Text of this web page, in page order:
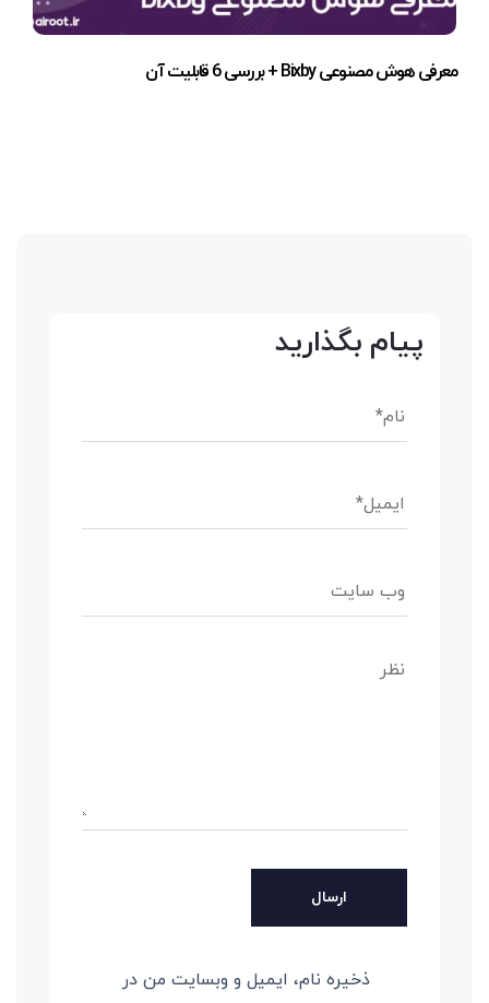
معرفی هوش مصنوعی Bixby + بررسی 6 قابلیت آن
پیام بگذارید
ذخیره نام، ایمیل و وبسایت من در